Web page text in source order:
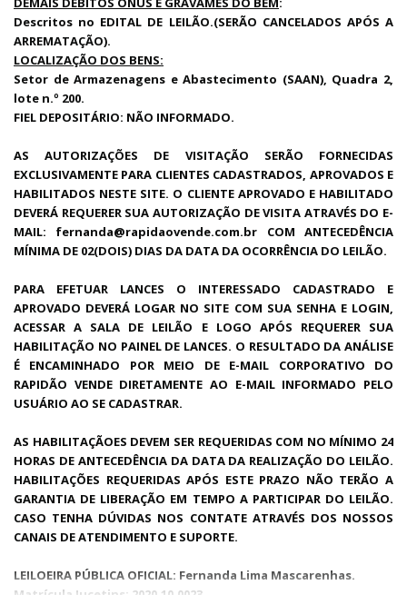
Descritos no EDITAL DE LEILÃO.(SERÃO CANCELADOS APÓS A
ARREMATAÇÃO).
LOCALIZAÇÃO DOS BENS:
Setor de Armazenagens e Abastecimento (SAAN), Quadra 2,
lote n.º 200.
FIEL DEPOSITÁRIO: NÃO INFORMADO.
AS AUTORIZAÇÕES DE VISITAÇÃO SERÃO FORNECIDAS
EXCLUSIVAMENTE PARA CLIENTES CADASTRADOS, APROVADOS E
HABILITADOS NESTE SITE. O CLIENTE APROVADO E HABILITADO
DEVERÁ REQUERER SUA AUTORIZAÇÃO DE VISITA ATRAVÉS DO E-
MAIL: fernanda@rapidaovende.com.br COM ANTECEDÊNCIA
MÍNIMA DE 02(DOIS) DIAS DA DATA DA OCORRÊNCIA DO LEILÃO.
PARA EFETUAR LANCES O INTERESSADO CADASTRADO E
APROVADO DEVERÁ LOGAR NO SITE COM SUA SENHA E LOGIN,
ACESSAR A SALA DE LEILÃO E LOGO APÓS REQUERER SUA
HABILITAÇÃO NO PAINEL DE LANCES. O RESULTADO DA ANÁLISE
É ENCAMINHADO POR MEIO DE E-MAIL CORPORATIVO DO
RAPIDÃO VENDE DIRETAMENTE AO E-MAIL INFORMADO PELO
USUÁRIO AO SE CADASTRAR.
AS HABILITAÇÃOES DEVEM SER REQUERIDAS COM NO MÍNIMO 24
HORAS DE ANTECEDÊNCIA DA DATA DA REALIZAÇÃO DO LEILÃO.
HABILITAÇÕES REQUERIDAS APÓS ESTE PRAZO NÃO TERÃO A
GARANTIA DE LIBERAÇÃO EM TEMPO A PARTICIPAR DO LEILÃO.
CASO TENHA DÚVIDAS NOS CONTATE ATRAVÉS DOS NOSSOS
CANAIS DE ATENDIMENTO E SUPORTE.
LEILOEIRA PÚBLICA OFICIAL: Fernanda Lima Mascarenhas.